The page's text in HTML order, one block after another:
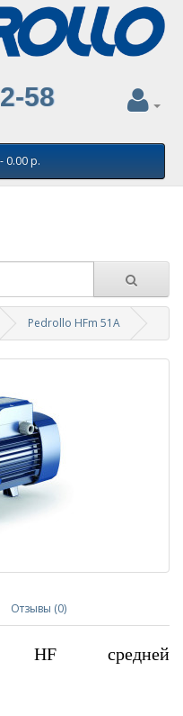
58
0.00 р.
Pedrollo HFm 51A
Отзывы (0)
HF средней